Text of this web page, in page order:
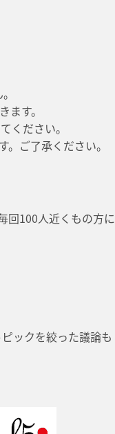
す。
ください。
ご了承ください。
回100人近くもの方に
ックを絞った議論も